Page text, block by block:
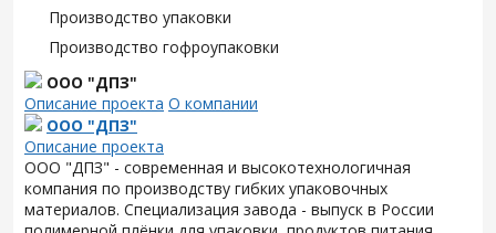
Производство упаковки
Производство гофроупаковки
ООО "ДПЗ"
Описание проекта О компании
ООО "ДПЗ"
Описание проекта
ООО "ДПЗ" - современная и высокотехнологичная
компания по производству гибких упаковочных
материалов. Специализация завода - выпуск в России